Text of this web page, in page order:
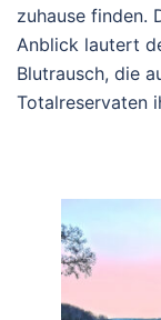
zuhause finden.
Anblick lautert
Blutrausch, die
Totalreservaten